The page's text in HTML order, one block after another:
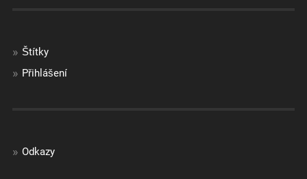
Štítky
Přihlášení
Odkazy